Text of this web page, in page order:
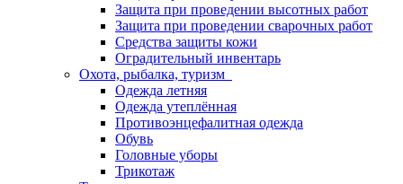
Защита при проведении высотных работ
Защита при проведении сварочных работ
Средства защиты кожи
Оградительный инвентарь
Охота, рыбалка, туризм
Одежда летняя
Одежда утеплённая
Противоэнцефалитная одежда
Обувь
Головные уборы
Трикотаж